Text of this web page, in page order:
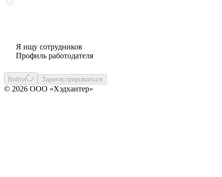
Я ищу сотрудников
Профиль работодателя
Войти Зарегистрироваться
© 2026 ООО «Хэдхантер»